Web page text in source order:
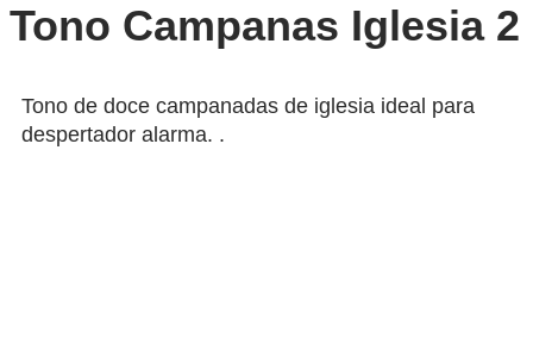
Tono Campanas Iglesia 2
Tono de doce campanadas de iglesia ideal para
despertador alarma. .